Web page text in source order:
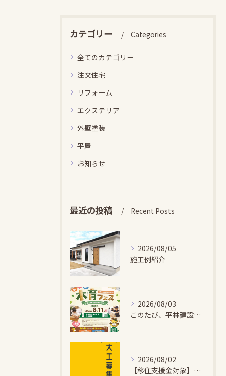
カテゴリー Categories
全てのカテゴリー
注文住宅
リフォーム
エクステリア
外壁塗装
平屋
お知らせ
最近の投稿 Recent Posts
2026/08/05
施工例紹介
2026/08/03
このたび、平林建設では、お子さまが木とふれあい・木について学...
2026/08/02
【移住支援金対象】【未経験歓迎】大多喜町で「見えないところも...